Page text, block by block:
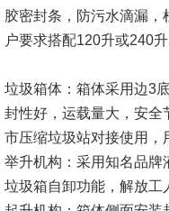
胶密封条，防污水滴漏
户要求搭配120升或240升
垃圾箱体：箱体采用边3
封性好，运载量大，安全
市压缩垃圾站对接使用，
举升机构：采用知名品牌
垃圾箱自卸功能，解放工